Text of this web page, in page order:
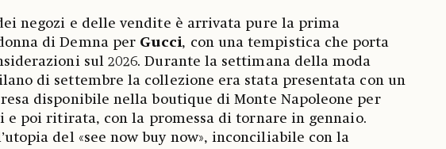
negozi e delle vendite è arrivata pure la prima
di Demna per Gucci, con una tempistica che porta
sul 2026. Durante la settimana della moda
di settembre la collezione era stata presentata con un
disponibile nella boutique di Monte Napoleone per
e poi ritirata, con la promessa di tornare in gennaio.
del «see now buy now», inconciliabile con la